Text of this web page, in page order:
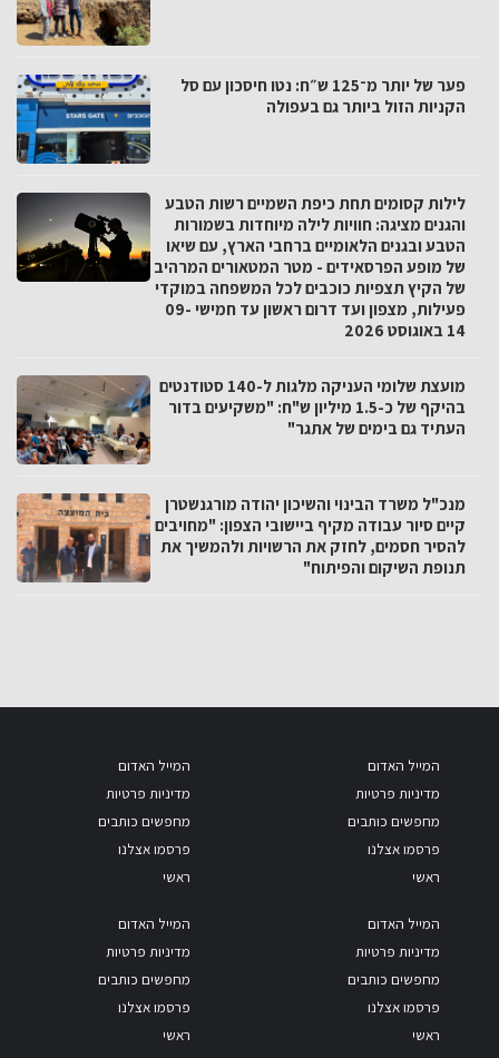
פער של יותר מ־125 ש״ח: נטו חיסכון עם סל
הקניות הזול ביותר גם בעפולה
לילות קסומים תחת כיפת השמיים רשות הטבע
והגנים מציגה: חוויות לילה מיוחדות בשמורות
הטבע ובגנים הלאומיים ברחבי הארץ, עם שיאו
של מופע הפרסאידים - מטר המטאורים המרהיב
של הקיץ תצפיות כוכבים לכל המשפחה במוקדי
פעילות, מצפון ועד דרום ראשון עד חמישי 09-
14 באוגוסט 2026
מועצת שלומי העניקה מלגות ל-140 סטודנטים
בהיקף של כ-1.5 מיליון ש"ח: "משקיעים בדור
העתיד גם בימים של אתגר"
מנכ"ל משרד הבינוי והשיכון יהודה מורגנשטרן
קיים סיור עבודה מקיף ביישובי הצפון: "מחויבים
להסיר חסמים, לחזק את הרשויות ולהמשיך את
תנופת השיקום והפיתוח"
המייל האדום
מדיניות פרטיות
מחפשים כותבים
פרסמו אצלנו
ראשי
המייל האדום
מדיניות פרטיות
מחפשים כותבים
פרסמו אצלנו
ראשי
המייל האדום
מדיניות פרטיות
מחפשים כותבים
פרסמו אצלנו
ראשי
המייל האדום
מדיניות פרטיות
מחפשים כותבים
פרסמו אצלנו
ראשי